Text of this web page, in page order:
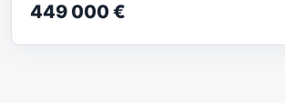
449 000 €